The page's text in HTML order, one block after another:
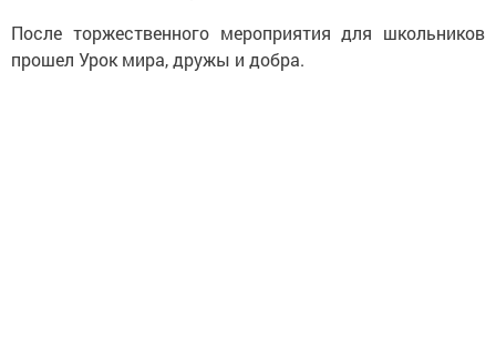
После торжественного мероприятия для школьников
прошел Урок мира, дружы и добра.